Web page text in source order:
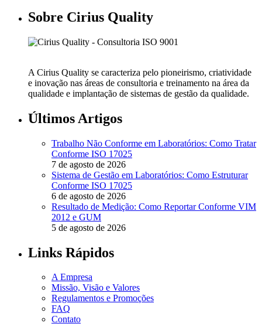
Sobre Cirius Quality
A Cirius Quality se caracteriza pelo pioneirismo, criatividade
e inovação nas áreas de consultoria e treinamento na área da
qualidade e implantação de sistemas de gestão da qualidade.
Últimos Artigos
Trabalho Não Conforme em Laboratórios: Como Tratar
Conforme ISO 17025
7 de agosto de 2026
Sistema de Gestão em Laboratórios: Como Estruturar
Conforme ISO 17025
6 de agosto de 2026
Resultado de Medição: Como Reportar Conforme VIM
2012 e GUM
5 de agosto de 2026
Links Rápidos
A Empresa
Missão, Visão e Valores
Regulamentos e Promoções
FAQ
Contato